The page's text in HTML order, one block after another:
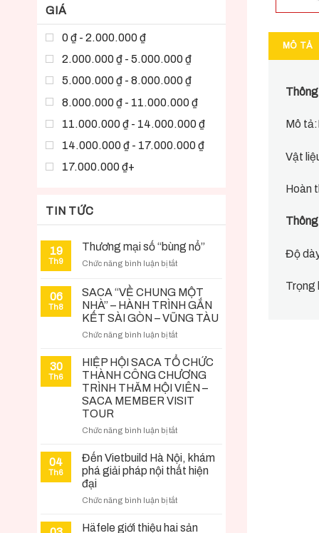
GIÁ
0 ₫ - 2.000.000 ₫
2.000.000 ₫ - 5.000.000 ₫
5.000.000 ₫ - 8.000.000 ₫
8.000.000 ₫ - 11.000.000 ₫
11.000.000 ₫ - 14.000.000 ₫
14.000.000 ₫ - 17.000.000 ₫
17.000.000 ₫+
TIN TỨC
19
Th9
Thương mại số “bùng nổ”
Chức năng bình luận bị tắtở
mại
số
“bùng
nổ”
06
Th8
SACA “VỀ CHUNG MỘT
NHÀ” – HÀNH TRÌNH GẮN
KẾT SÀI GÒN – VŨNG TÀU
Chức năng bình luận bị tắtở
“VỀ
CHUNG
MỘT
NHÀ”
–
TRÌNH
KẾT
SÀI
VŨNG
30
Th6
HIỆP HỘI SACA TỔ CHỨC
THÀNH CÔNG CHƯƠNG
TRÌNH THĂM HỘI VIÊN –
SACA MEMBER VISIT
TOUR
Chức năng bình luận bị tắtở
HỘI
SACA
TỔ
THÀNH
CHƯƠNG
04
Th6
Đến Vietbuild Hà Nội, khám
phá giải pháp nội thất hiện
đại
Chức năng bình luận bị tắtở
Vietbuild
Häfele giới thiệu hai sản
MÔ TẢ
Mô
Vật
Hoàn
Độ
Trọng